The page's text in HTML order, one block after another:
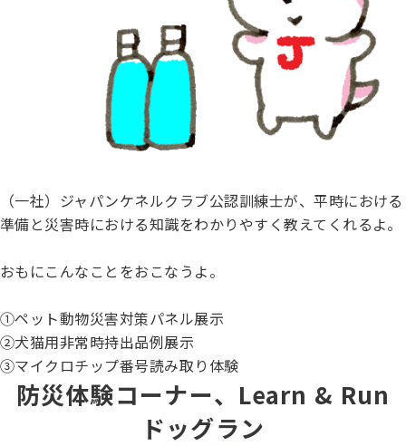
3分でわかるジャパンケネルクラブ
ジャパンケネルクラブチャンネルYouTube
犬種別犬籍登録頭数
繁殖についての基礎知識
正しいブリーディングと守るべき心得
「動物の愛護及び管理に関する法律」
股関節形成不全症(HD)と肘関節異形成症(ED)について
アジリティー競技会
フライボール競技会
オビディエンス競技会
IGP
アニマル衛生士
自主研修会／日程
（一社）ジャパンケネルクラブ公認訓練士が、平時における
準備と災害時における知識をわかりやすく教えてくれるよ。
おもにこんなことをおこなうよ。
①ペット動物災害対策パネル展示
②犬猫用非常時持出品例展示
③マイクロチップ番号読み取り体験
防災体験コーナー、Learn & Run
ドッグラン